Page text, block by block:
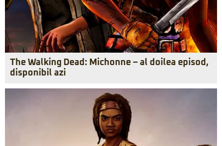
The Walking Dead: Michonne – al doilea episod,
disponibil azi